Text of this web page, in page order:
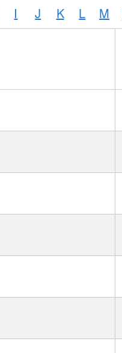
I J K L M